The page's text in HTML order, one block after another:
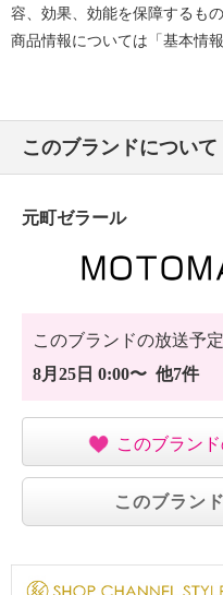
・ポケット：なし
【素材】
・漂白処理：塩素系・酸
・アイロン仕上げ：可（
・ウエットクリーニング
・洗濯の繰り返しによる
・クリーニングの繰り返
・摩擦による色落ち、色
・素材の特性上、多少の
・過度な力をかけない
容、効果、効能を保障するも
商品情報については「基本情
このブランドについて
元町ゼラール
このブランドの放送予
8月25日 0:00〜 他7件
このブラン
このブラン